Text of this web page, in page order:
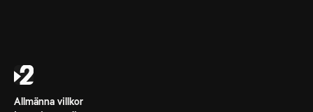
Allmänna villkor